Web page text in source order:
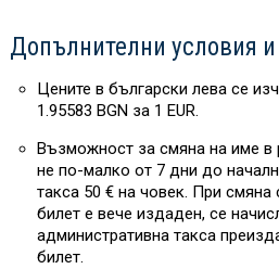
Допълнителни условия
Цените в български лева се
1.95583 BGN за 1 EUR.
Възможност за смяна на име в
не по-малко от 7 дни до
такса 50 € на човек. При смяна
билет е вече издаден, се
административна такса
билет.